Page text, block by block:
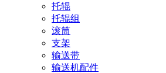
托辊
托辊组
滚筒
支架
输送带
输送机配件